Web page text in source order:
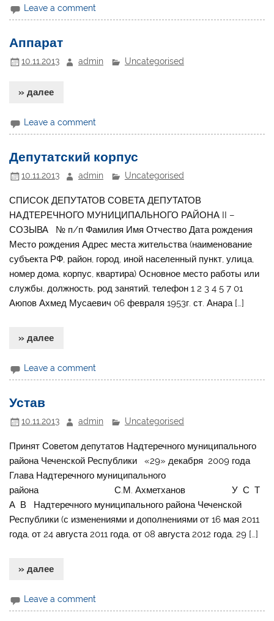
Leave a comment
Аппарат
10.11.2013 admin Uncategorised
» далее
Leave a comment
Депутатский корпус
10.11.2013 admin Uncategorised
СПИСОК ДЕПУТАТОВ СОВЕТА ДЕПУТАТОВ
НАДТЕРЕЧНОГО МУНИЦИПАЛЬНОГО РАЙОНА II –
СОЗЫВА № п/п Фамилия Имя Отчество Дата рождения
Место рождения Адрес места жительства (наименование
субъекта РФ, район, город, иной населенный пункт, улица,
номер дома, корпус, квартира) Основное место работы или
службы, должность, род занятий, телефон 1 2 3 4 5 7 01
Аюпов Ахмед Мусаевич 06 февраля 1953г. ст. Анара […]
» далее
Leave a comment
Устав
10.11.2013 admin Uncategorised
Принят Советом депутатов Надтеречного муниципального
района Чеченской Республики «29» декабря 2009 года
Глава Надтеречного муниципального
района С.М. Ахметханов У С Т
А В Надтеречного муниципального района Чеченской
Республики (с изменениями и дополнениями от 16 мая 2011
года, от 24 августа 2011 года, от 08 августа 2012 года, 29 […]
» далее
Leave a comment